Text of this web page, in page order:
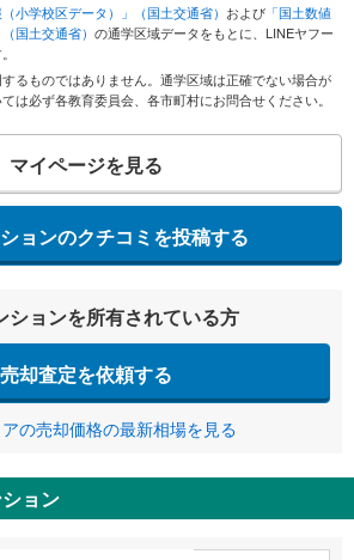
（小学校区データ）」（国土交通省） および 「国土数値
国土交通省） の通学区域データをもとに、LINEヤフー
るものではありません。通学区域は正確でない場合が
は必ず各教育委員会、各市町村にお問合せください。
マイページを見る
ョンのクチコミを投稿する
ションを所有されている方
売却査定を依頼する
の売却価格の最新相場を見る
ョン